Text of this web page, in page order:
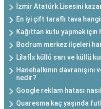
İzmir Atatürk Lisesini
En iyi çift taraflı tava
Kağıttan kutu yapmak için
Bodrum merkez ilçeleri
Lilafİx küllü sarı ve küllü
Hanehalkının
nedir?
Google reklam hatası
Quaresma kaç yaşında